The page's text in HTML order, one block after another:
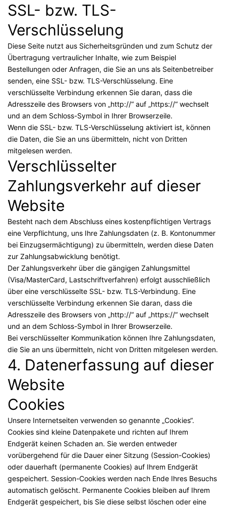
SSL- bzw. TLS-
Verschlüsselung
Diese Seite nutzt aus Sicherheitsgründen und zum Schutz der
Übertragung vertraulicher Inhalte, wie zum Beispiel
Bestellungen oder Anfragen, die Sie an uns als Seitenbetreiber
senden, eine SSL- bzw. TLS-Verschlüsselung. Eine
verschlüsselte Verbindung erkennen Sie daran, dass die
Adresszeile des Browsers von „http://“ auf „https://“ wechselt
und an dem Schloss-Symbol in Ihrer Browserzeile.
Wenn die SSL- bzw. TLS-Verschlüsselung aktiviert ist, können
die Daten, die Sie an uns übermitteln, nicht von Dritten
mitgelesen werden.
Verschlüsselter
Zahlungsverkehr auf dieser
Website
Besteht nach dem Abschluss eines kostenpflichtigen Vertrags
eine Verpflichtung, uns Ihre Zahlungsdaten (z. B. Kontonummer
bei Einzugsermächtigung) zu übermitteln, werden diese Daten
zur Zahlungsabwicklung benötigt.
Der Zahlungsverkehr über die gängigen Zahlungsmittel
(Visa/MasterCard, Lastschriftverfahren) erfolgt ausschließlich
über eine verschlüsselte SSL- bzw. TLS-Verbindung. Eine
verschlüsselte Verbindung erkennen Sie daran, dass die
Adresszeile des Browsers von „http://“ auf „https://“ wechselt
und an dem Schloss-Symbol in Ihrer Browserzeile.
Bei verschlüsselter Kommunikation können Ihre Zahlungsdaten,
die Sie an uns übermitteln, nicht von Dritten mitgelesen werden.
4. Datenerfassung auf dieser
Website
Cookies
Unsere Internetseiten verwenden so genannte „Cookies“.
Cookies sind kleine Datenpakete und richten auf Ihrem
Endgerät keinen Schaden an. Sie werden entweder
vorübergehend für die Dauer einer Sitzung (Session-Cookies)
oder dauerhaft (permanente Cookies) auf Ihrem Endgerät
gespeichert. Session-Cookies werden nach Ende Ihres Besuchs
automatisch gelöscht. Permanente Cookies bleiben auf Ihrem
Endgerät gespeichert, bis Sie diese selbst löschen oder eine